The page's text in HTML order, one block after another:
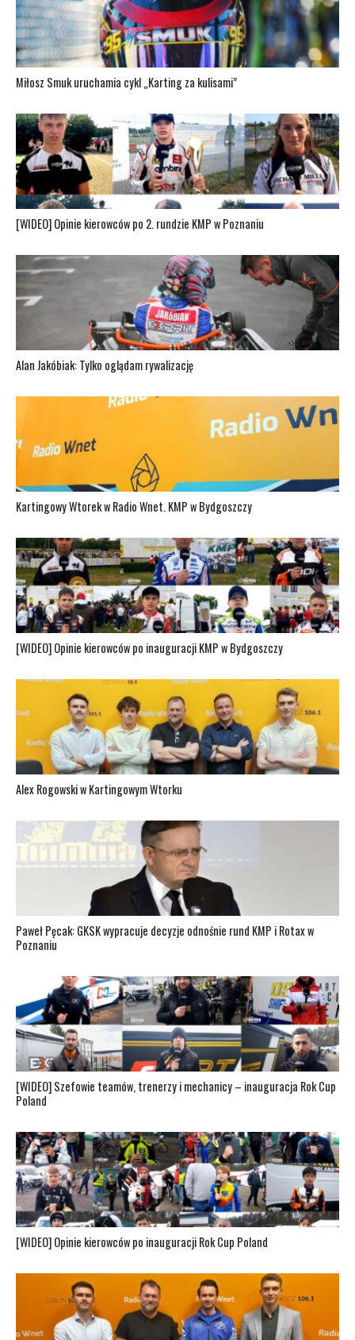
Miłosz Smuk uruchamia cykl „Karting za kulisami”
[WIDEO] Opinie kierowców po 2. rundzie KMP w Poznaniu
Alan Jakóbiak: Tylko oglądam rywalizację
Kartingowy Wtorek w Radio Wnet. KMP w Bydgoszczy
[WIDEO] Opinie kierowców po inauguracji KMP w Bydgoszczy
Alex Rogowski w Kartingowym Wtorku
Paweł Pęcak: GKSK wypracuje decyzje odnośnie rund KMP i Rotax w
Poznaniu
[WIDEO] Szefowie teamów, trenerzy i mechanicy – inauguracja Rok Cup
Poland
[WIDEO] Opinie kierowców po inauguracji Rok Cup Poland